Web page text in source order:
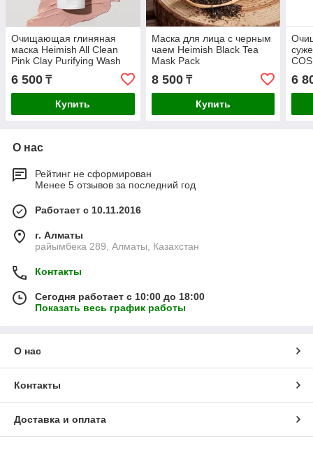
Очищающая глиняная
маска Heimish All Clean
Pink Clay Purifying Wash
Off Mask
6 500 ₸
Купить
Маска для лица с черным
чаем Heimish Black Tea
Mask Pack
8 500₸
Купить
6
О нас
Рейтинг не сформирован
Менее 5 отзывов за последний год
Работает с 10.11.2016
г. Алматы
райымбека 289, Алматы, Казахстан
Контакты
Сегодня работает с 10:00 до 18:00
Показать весь график работы
О нас
Контакты
Доставка и оплата